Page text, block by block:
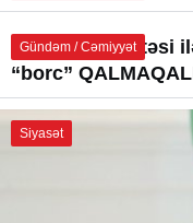
Gündəm / Cəmiyyət
Gömrük Komitəsi
“borc”
Siyasət